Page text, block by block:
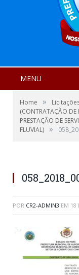
MENU
Home »
(CONTRATAÇÃO DE
PRESTAÇÃO DE
FLUVIAL) »
POR CR2-ADMIN3 EM 18